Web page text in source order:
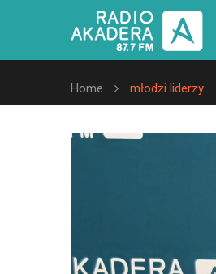
Home młodzi liderzy